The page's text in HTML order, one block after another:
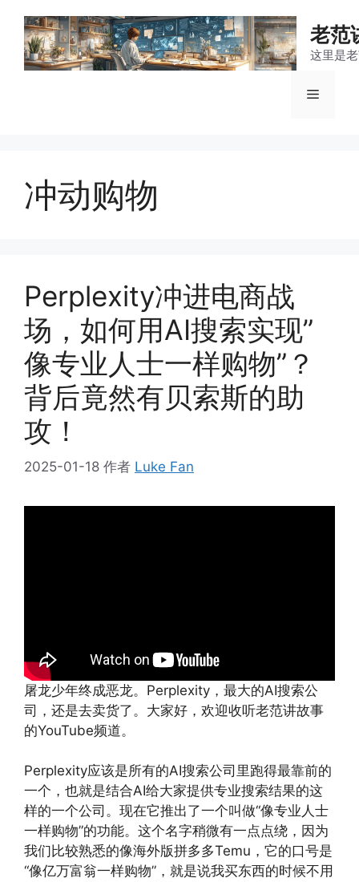
老范
这里是
菜
冲动购物
Perplexity冲进电商战
场，如何用AI搜索实现”
像专业人士一样购物”？
背后竟然有贝索斯的助
攻！
2025-01-18 作者 Luke Fan
屠龙少年终成恶龙。Perplexity，最大的AI搜索公
司，还是去卖货了。大家好，欢迎收听老范讲故事
的YouTube频道。
Perplexity应该是所有的AI搜索公司里跑得最靠前的
一个，也就是结合AI给大家提供专业搜索结果的这
样的一个公司。现在它推出了一个叫做“像专业人士
一样购物”的功能。这个名字稍微有一点点绕，因为
我们比较熟悉的像海外版拼多多Temu，它的口号是
“像亿万富翁一样购物”，就是说我买东西的时候不用